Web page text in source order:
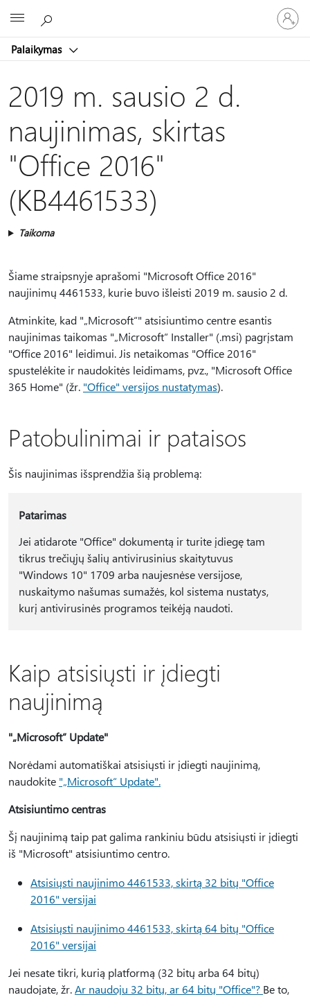
Palaikymas
prie
paskyros
2019 m. sausio 2 d.
naujinimas, skirtas
"Office 2016"
(KB4461533)
Taikoma
Šiame straipsnyje aprašomi "Microsoft Office 2016"
naujinimų 4461533, kurie buvo išleisti 2019 m. sausio 2 d.
Atminkite, kad "„Microsoft“" atsisiuntimo centre esantis
naujinimas taikomas "„Microsoft“ Installer" (.msi) pagrįstam
"Office 2016" leidimui. Jis netaikomas "Office 2016"
spustelėkite ir naudokitės leidimams, pvz., "Microsoft Office
365 Home" (žr. "Office" versijos nustatymas).
Patobulinimai ir pataisos
Šis naujinimas išsprendžia šią problemą:
Patarimas
Jei atidarote "Office" dokumentą ir turite įdiegę tam
tikrus trečiųjų šalių antivirusinius skaitytuvus
"Windows 10" 1709 arba naujesnėse versijose,
nuskaitymo našumas sumažės, kol sistema nustatys,
kurį antivirusinės programos teikėją naudoti.
Kaip atsisiųsti ir įdiegti
naujinimą
"„Microsoft“ Update"
Norėdami automatiškai atsisiųsti ir įdiegti naujinimą,
naudokite "„Microsoft“ Update".
Atsisiuntimo centras
Šį naujinimą taip pat galima rankiniu būdu atsisiųsti ir įdiegti
iš "Microsoft" atsisiuntimo centro.
Atsisiųsti naujinimo 4461533, skirtą 32 bitų "Office
2016" versijai
Atsisiųsti naujinimo 4461533, skirtą 64 bitų "Office
2016" versijai
Jei nesate tikri, kurią platformą (32 bitų arba 64 bitų)
naudojate, žr.Ar naudoju 32 bitų, ar 64 bitų "Office"? Be to,